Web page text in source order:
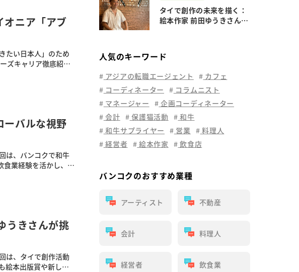
オニア「アブ
たい日本人」のため
ズキャリア徹底紹介
ンドを踏 […]
ーバルな視野
は、バンコクで和牛
食業経験を活かし、グ
の軌跡を伺い […]
うきさんが挑
は、タイで創作活動
絵本出版賞や新しい
タイで創作の未来を描く：
絵本作家 前田ゆうきさんが
人気のキーワード
アジアの転職エージェント
カフェ
コーディネーター
コラムニスト
マネージャー
企画コーディネーター
会計
保護猫活動
和牛
和牛サプライヤー
営業
料理人
経営者
絵本作家 飲食店
バンコクのおすすめ業種
アーティスト 不動産
会計 料理人
経営者 飲食業